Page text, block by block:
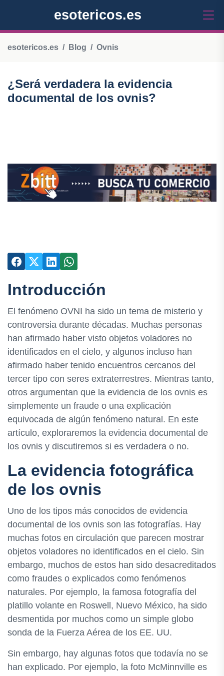
esotericos.es
esotericos.es Blog Ovnis
¿Será verdadera la evidencia
documental de los ovnis?
Introducción
El fenómeno OVNI ha sido un tema de misterio y
controversia durante décadas. Muchas personas
han afirmado haber visto objetos voladores no
identificados en el cielo, y algunos incluso han
afirmado haber tenido encuentros cercanos del
tercer tipo con seres extraterrestres. Mientras tanto,
otros argumentan que la evidencia de los ovnis es
simplemente un fraude o una explicación
equivocada de algún fenómeno natural. En este
artículo, exploraremos la evidencia documental de
los ovnis y discutiremos si es verdadera o no.
La evidencia fotográfica
de los ovnis
Uno de los tipos más conocidos de evidencia
documental de los ovnis son las fotografías. Hay
muchas fotos en circulación que parecen mostrar
objetos voladores no identificados en el cielo. Sin
embargo, muchos de estos han sido desacreditados
como fraudes o explicados como fenómenos
naturales. Por ejemplo, la famosa fotografía del
platillo volante en Roswell, Nuevo México, ha sido
desmentida por muchos como un simple globo
sonda de la Fuerza Aérea de los EE. UU.
Sin embargo, hay algunas fotos que todavía no se
han explicado. Por ejemplo, la foto McMinnville es